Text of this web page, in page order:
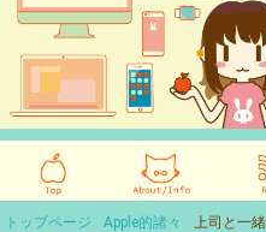
トップページ Apple的諸々
上司と一